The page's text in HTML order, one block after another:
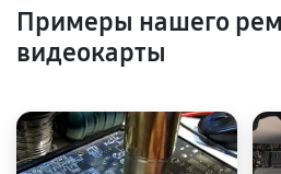
Примеры нашего
видеокарты